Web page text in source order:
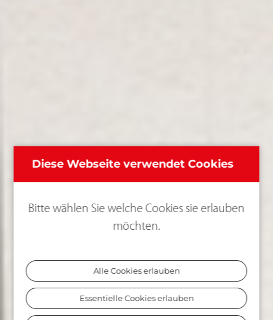
Diese Webseite verwendet Cookies
Bitte wählen Sie welche Cookies sie erlauben
möchten.
Alle Cookies erlauben
Essentielle Cookies erlauben